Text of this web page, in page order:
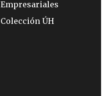
Empresariales
Colección ÚH